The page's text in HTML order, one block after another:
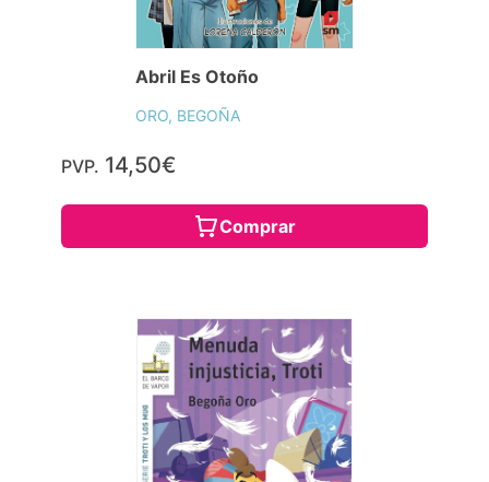
Abril Es Otoño
ORO, BEGOÑA
PVP. 14,50€
Comprar